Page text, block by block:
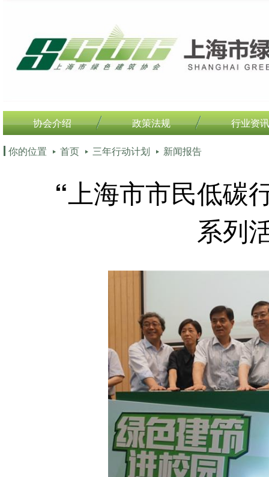
协会介绍 政策法规 行业资
你的位置 首页 三年行动计划 新闻报告
“上海市市民低
系列